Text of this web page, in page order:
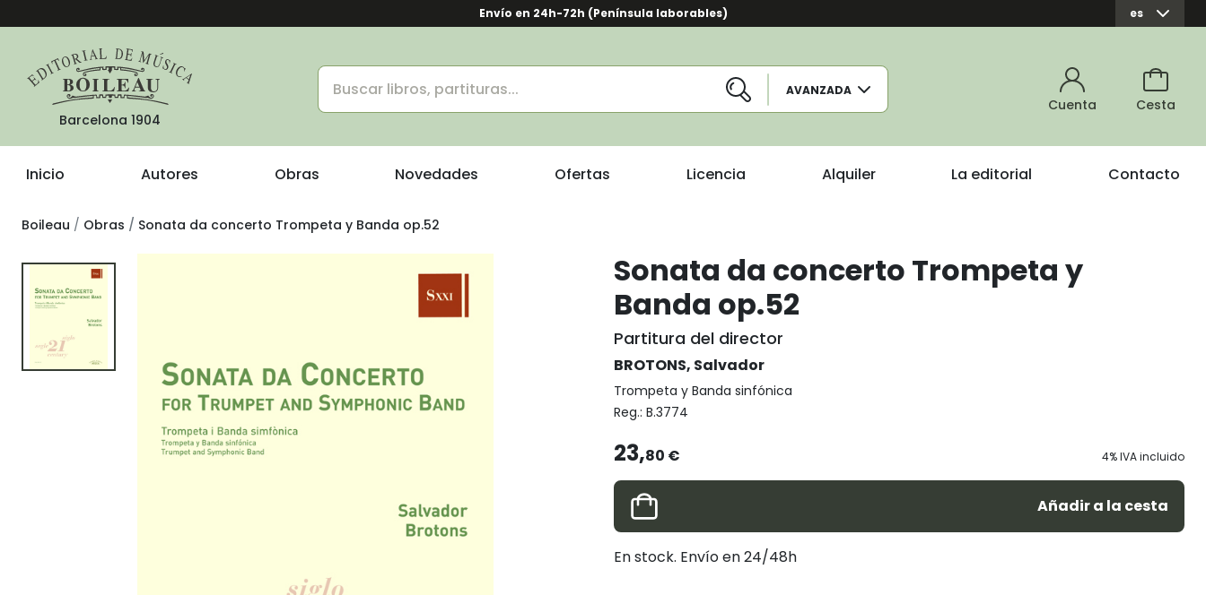
Envío en 24h-72h (Península laborables) es
Barcelona 1904
AVANZADA
Cuenta Cesta
Inicio Autores Obras Novedades Ofertas Licencia Alquiler La editorial Contacto
Boileau Obras Sonata da concerto Trompeta y Banda op.52
Sonata da concerto Trompeta y
Banda op.52
Partitura del director
BROTONS, Salvador
Trompeta y Banda sinfónica
Reg.: B.3774
23,80 € 4% IVA incluido
Añadir a la cesta
En stock. Envío en 24/48h